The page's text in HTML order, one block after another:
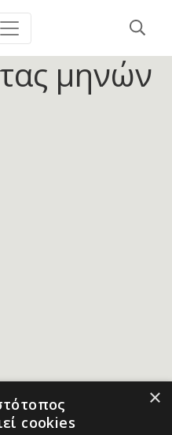
μηνών
×
cookies